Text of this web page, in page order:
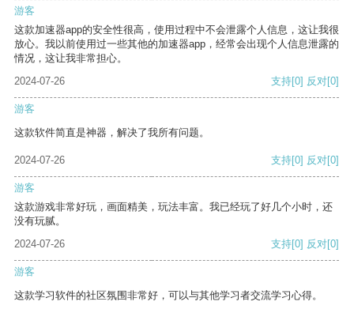
游客
这款加速器app的安全性很高，使用过程中不会泄露个人信息，这让我很
放心。我以前使用过一些其他的加速器app，经常会出现个人信息泄露的
情况，这让我非常担心。
2024-07-26
支持[0] 反对[0]
游客
这款软件简直是神器，解决了我所有问题。
2024-07-26 支持[0] 反对[0]
游客
这款游戏非常好玩，画面精美，玩法丰富。我已经玩了好几个小时，还
没有玩腻。
2024-07-26
支持[0] 反对[0]
游客
这款学习软件的社区氛围非常好，可以与其他学习者交流学习心得。